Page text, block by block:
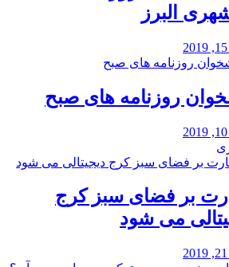
البرز
روزنامه های صبح
بر فضای سبز کرج
می شود